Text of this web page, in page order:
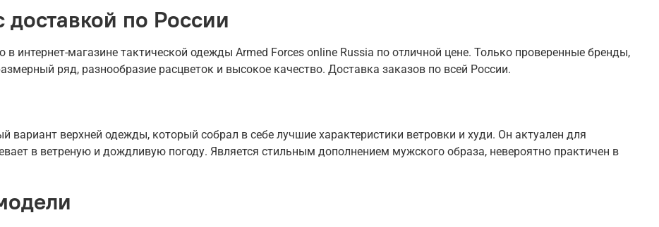
по России
интернет-магазине тактической одежды Armed Forces online Russia по отличной цене. Только проверенные бренды,
ряд, разнообразие расцветок и высокое качество. Доставка заказов по всей России.
верхней одежды, который собрал в себе лучшие характеристики ветровки и худи. Он актуален для
в ветреную и дождливую погоду. Является стильным дополнением мужского образа, невероятно практичен в